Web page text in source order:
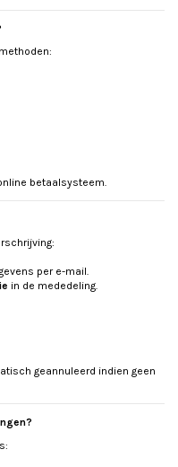
betaalsysteem.
per e-mail.
in de mededeling.
geannuleerd indien geen